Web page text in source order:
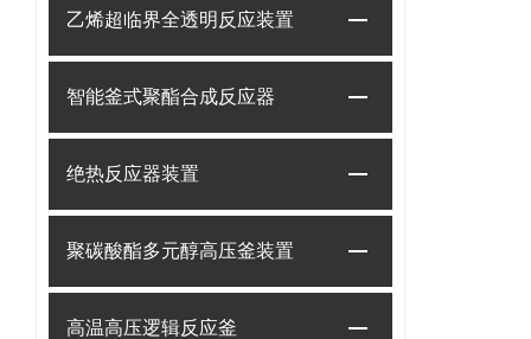
乙烯超临界全透明反应装置
智能釜式聚酯合成反应器
绝热反应器装置
聚碳酸酯多元醇高压釜装置
高温高压逻辑反应釜